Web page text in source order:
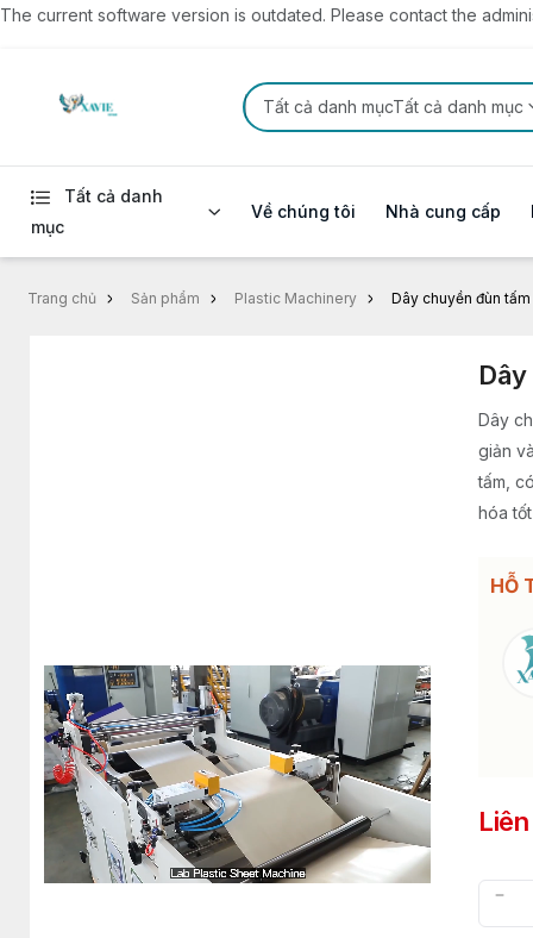
The current software version is outdated. Please contact the
Tất cả danh mụcTất cả danh mục
Tất cả danh
mục
Về chúng tôi Nhà cung cấp
Trang chủ Sản phẩm Plastic Machinery Dây chuyền đùn
Dây
giản
tấm,
hóa tốt
HỖ